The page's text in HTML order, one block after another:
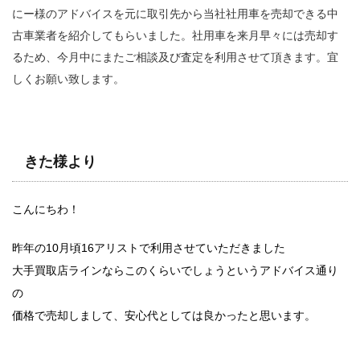
にー様のアドバイスを元に取引先から当社社用車を売却できる中
古車業者を紹介してもらいました。社用車を来月早々には売却す
るため、今月中にまたご相談及び査定を利用させて頂きます。宜
しくお願い致します。
きた様より
こんにちわ！
昨年の10月頃16アリストで利用させていただきました
大手買取店ラインならこのくらいでしょうというアドバイス通り
の
価格で売却しまして、安心代としては良かったと思います。